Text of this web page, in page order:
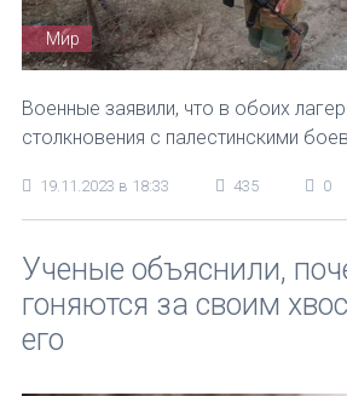
Мир
Военные заявили, что в обоих
столкновения с палестинскими
19.11.2023 в 18:33 435 0
Ученые объяснили,
гоняются за своим
его